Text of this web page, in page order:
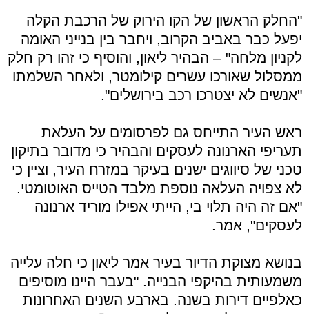
"החלק הראשון של הקו הירוק של הרכבת הקלה
יפעל כבר באביב הקרוב, ויחבר בין בנייני האומה
לקניון מלחה" – הבהיר ליאון, והוסיף כי זהו רק חלק
ממסלול שאורכו עשרים קילומטר, ולאחר השלמתו
"אנשים לא יצטרכו רכב בירושלים".
ראש העיר התייחס גם לפרסומים על העלאת
תעריפי הארנונה לעסקים והבהיר כי מדובר בתיקון
טכני של סיווגים ישנים בעיקר במזרח העיר, וציין כי
לא צפויה העלאה נוספת מלבד הטייס האוטומטי.
"אם זה היה תלוי בי, הייתי אפילו מוריד ארנונה
לעסקים", אמר.
בנושא מצוקת הדיור בעיר אמר ליאון כי חלה עלייה
משמעותית בהיקפי הבנייה. "בעבר היינו מוסיפים
כאלפיים דירות בשנה. בארבע השנים האחרונות